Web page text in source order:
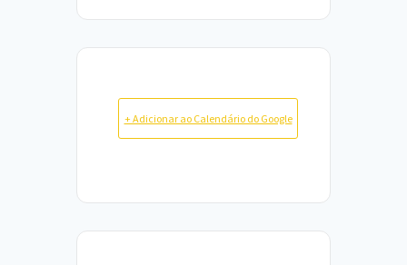
+ Adicionar ao Calendário do Google